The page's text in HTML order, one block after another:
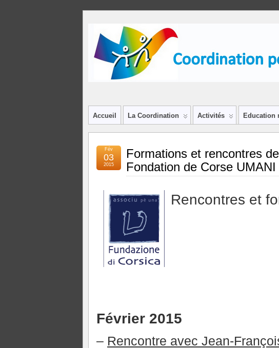
Accueil La Coordination Activités Education
Formations et rencontres
Fondation de Corse UMANI
Fév
03
2015
Rencontres et
Février 2015
– Rencontre avec Jean-